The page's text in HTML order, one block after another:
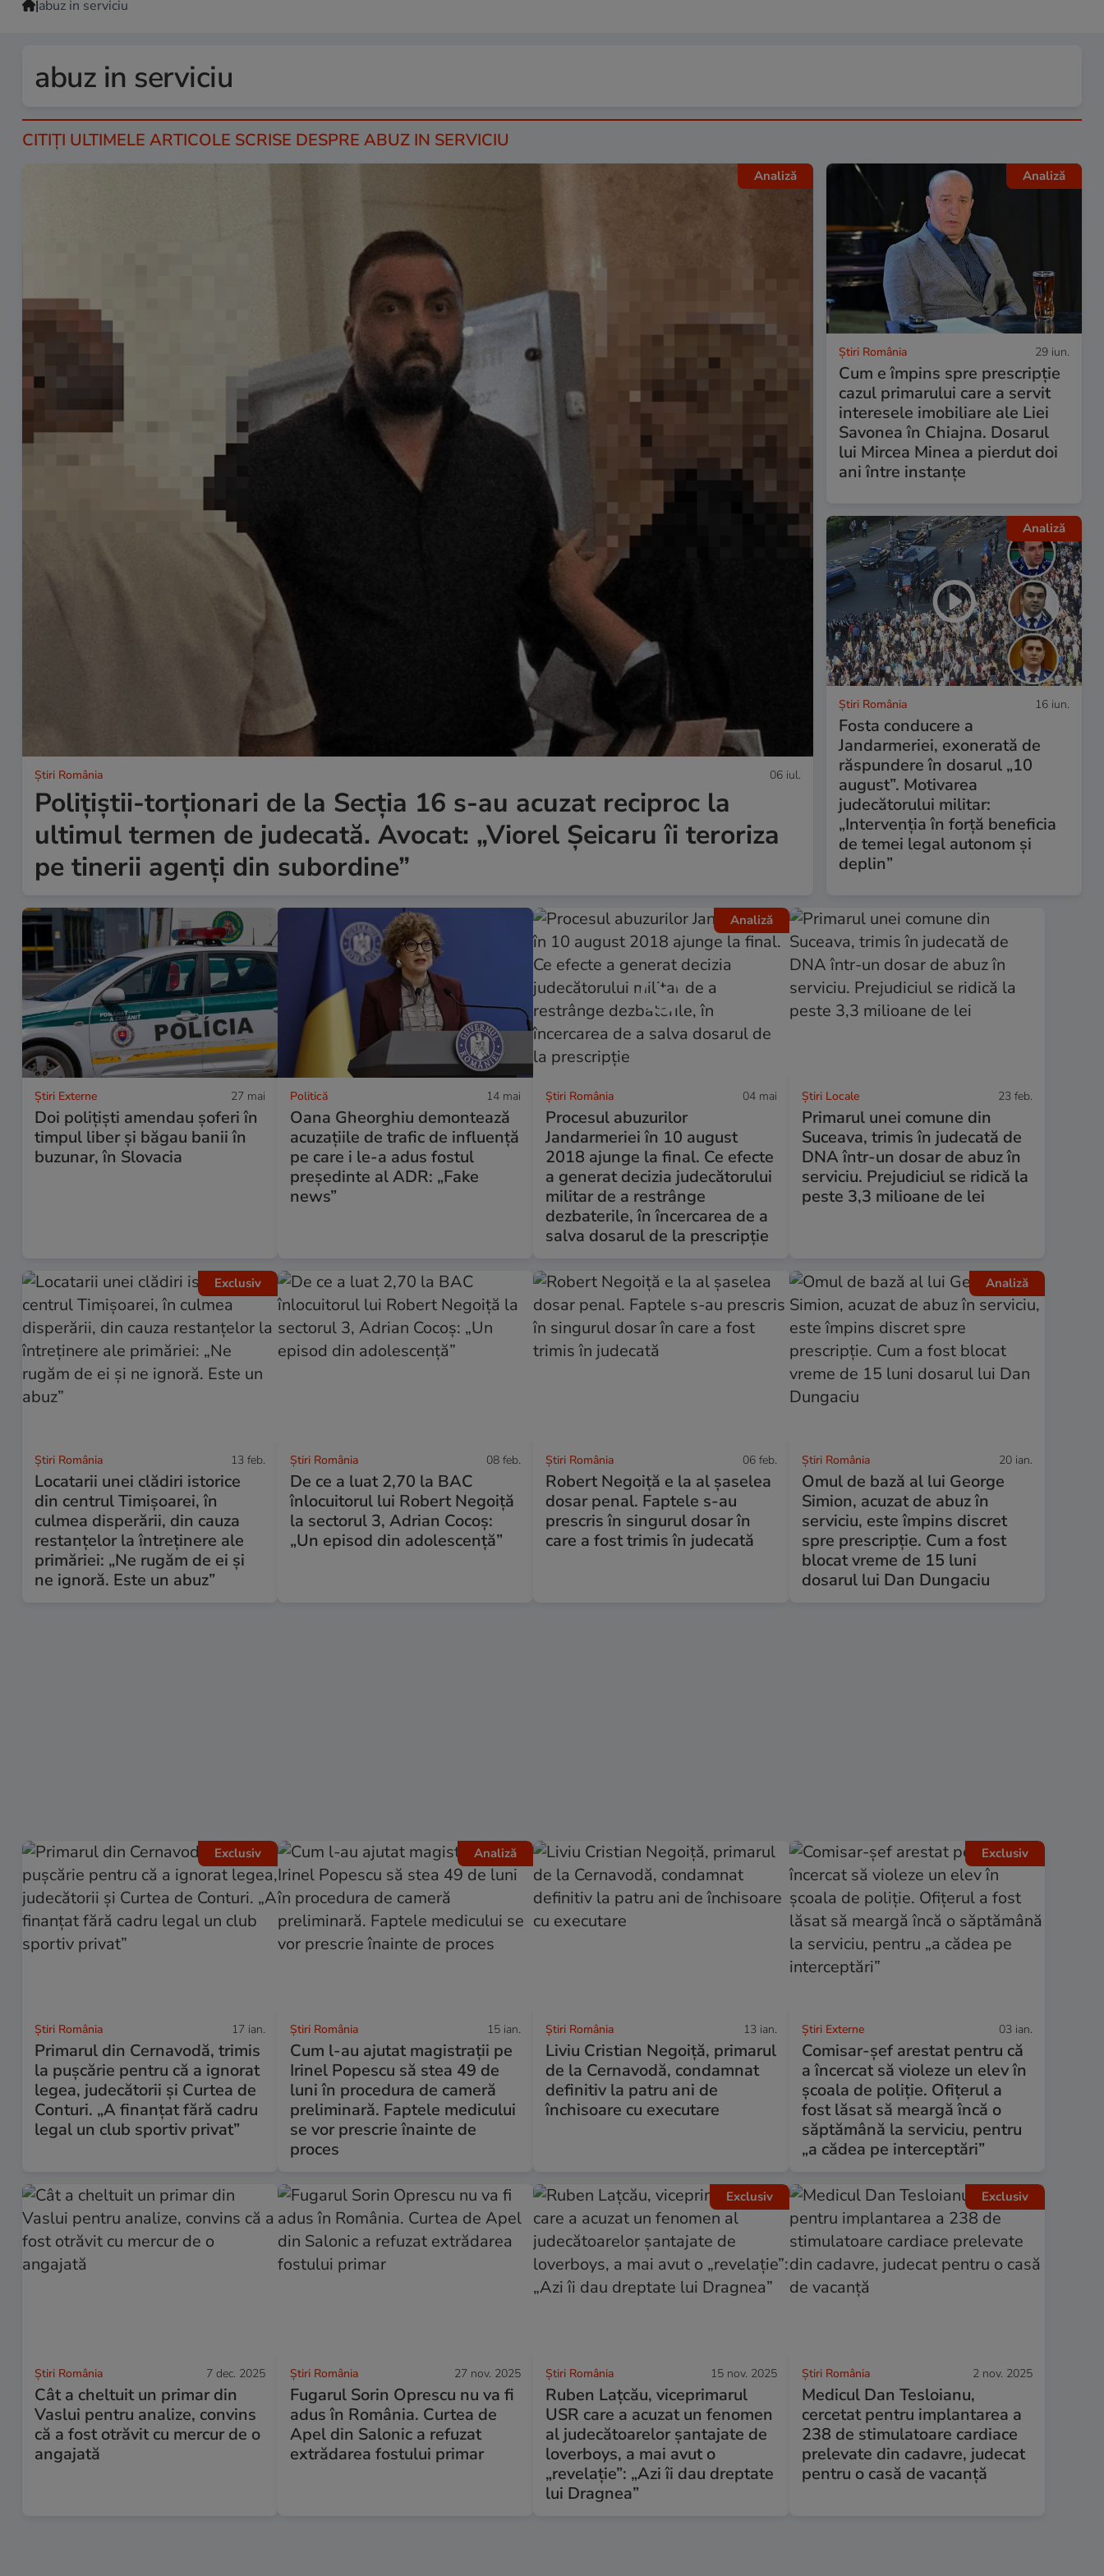
|abuz in serviciu
abuz in serviciu
CITIȚI ULTIMELE ARTICOLE SCRISE DESPRE ABUZ IN SERVICIU
Analiză
Știri România 06 iul.
Polițiștii-torționari de la Secția 16 s-au acuzat reciproc la
ultimul termen de judecată. Avocat: „Viorel Șeicaru îi teroriza
pe tinerii agenți din subordine”
Analiză
Știri România 29 iun.
Cum e împins spre prescripție
cazul primarului care a servit
interesele imobiliare ale Liei
Savonea în Chiajna. Dosarul
lui Mircea Minea a pierdut doi
ani între instanțe
Analiză
Știri România 16 iun.
Fosta conducere a
Jandarmeriei, exonerată de
răspundere în dosarul „10
august”. Motivarea
judecătorului militar:
„Intervenția în forță beneficia
de temei legal autonom și
deplin”
Știri Externe 27 mai
Doi polițiști amendau șoferi în
timpul liber și băgau banii în
buzunar, în Slovacia
Politică 14 mai
Oana Gheorghiu demontează
acuzațiile de trafic de influență
pe care i le-a adus fostul
președinte al ADR: „Fake
news”
Analiză
Știri România 04 mai
Procesul abuzurilor
Jandarmeriei în 10 august
2018 ajunge la final. Ce efecte
a generat decizia judecătorului
militar de a restrânge
dezbaterile, în încercarea de a
salva dosarul de la prescripție
Știri Locale 23 feb.
Primarul unei comune din
Suceava, trimis în judecată de
DNA într-un dosar de abuz în
serviciu. Prejudiciul se ridică la
peste 3,3 milioane de lei
Exclusiv
Știri România 13 feb.
Locatarii unei clădiri istorice
din centrul Timișoarei, în
culmea disperării, din cauza
restanțelor la întreținere ale
primăriei: „Ne rugăm de ei și
ne ignoră. Este un abuz”
Știri România 08 feb.
De ce a luat 2,70 la BAC
înlocuitorul lui Robert Negoiță
la sectorul 3, Adrian Cocoș:
„Un episod din adolescență”
Știri România 06 feb.
Robert Negoiță e la al șaselea
dosar penal. Faptele s-au
prescris în singurul dosar în
care a fost trimis în judecată
Analiză
Știri România 20 ian.
Omul de bază al lui George
Simion, acuzat de abuz în
serviciu, este împins discret
spre prescripție. Cum a fost
blocat vreme de 15 luni
dosarul lui Dan Dungaciu
Exclusiv
Știri România 17 ian.
Primarul din Cernavodă, trimis
la pușcărie pentru că a ignorat
legea, judecătorii și Curtea de
Conturi. „A finanțat fără cadru
legal un club sportiv privat”
Analiză
Știri România 15 ian.
Cum l-au ajutat magistrații pe
Irinel Popescu să stea 49 de
luni în procedura de cameră
preliminară. Faptele medicului
se vor prescrie înainte de
proces
Știri România 13 ian.
Liviu Cristian Negoiță, primarul
de la Cernavodă, condamnat
definitiv la patru ani de
închisoare cu executare
Exclusiv
Știri Externe 03 ian.
Comisar-șef arestat pentru că
a încercat să violeze un elev în
școala de poliție. Ofițerul a
fost lăsat să meargă încă o
săptămână la serviciu, pentru
„a cădea pe interceptări”
Știri România 7 dec. 2025
Cât a cheltuit un primar din
Vaslui pentru analize, convins
că a fost otrăvit cu mercur de o
angajată
Știri România 27 nov. 2025
Fugarul Sorin Oprescu nu va fi
adus în România. Curtea de
Apel din Salonic a refuzat
extrădarea fostului primar
Exclusiv
Știri România 15 nov. 2025
Ruben Lațcău, viceprimarul
USR care a acuzat un fenomen
al judecătoarelor șantajate de
loverboys, a mai avut o
„revelație”: „Azi îi dau dreptate
lui Dragnea”
Exclusiv
Știri România 2 nov. 2025
Medicul Dan Tesloianu,
cercetat pentru implantarea a
238 de stimulatoare cardiace
prelevate din cadavre, judecat
pentru o casă de vacanță